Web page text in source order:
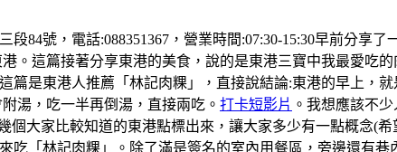
段84號，電話:088351367，營業時間:07:30-15:30早前分享
。這篇接著分享東港的美食，說的是東港三寶中我最愛吃
篇是東港人推薦「林記肉粿」，直接說結論:東港的早上，
湯，吃一半再倒湯，直接兩吃。 打卡短影片 。我想應該不
個大家比較知道的東港點標出來，讓大家多少有一點概念(
吃「林記肉粿」。除了滿是簽名的室內用餐區，旁邊還有